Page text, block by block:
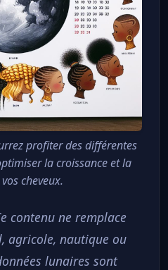
profiter des différentes
la croissance et la
cheveux.
contenu ne remplace
agricole, nautique ou
lunaires sont